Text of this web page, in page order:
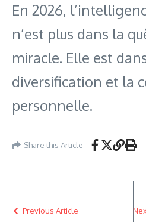
En 2026,
n’est plus dans la
miracle. Elle est
diversification et la
personnelle.
Share this Article
Previous Article